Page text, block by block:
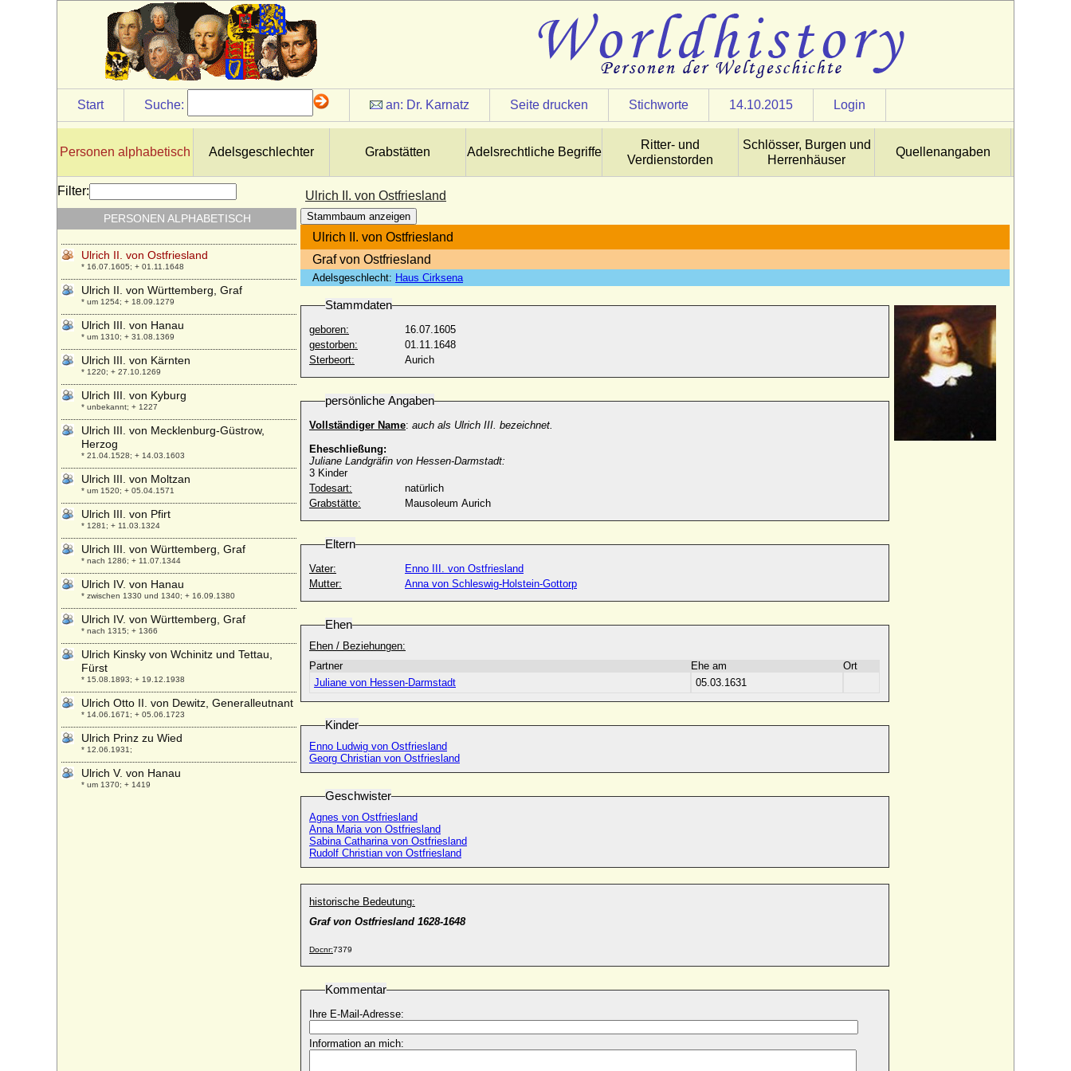
Start Suche: an: Dr. Karnatz Seite drucken Stichworte 14.10.2015 Login
Personen alphabetisch Adelsgeschlechter Grabstätten Adelsrechtliche Begriffe
Ritter- und
Verdienstorden
Schlösser, Burgen und
Herrenhäuser
Quellenangaben
Ulrich II. von Ostfriesland
Stammbaum anzeigen
Ulrich II. von Ostfriesland
Graf von Ostfriesland
Adelsgeschlecht: Haus Cirksena
Stammdaten
geboren:
16.07.1605
gestorben:
01.11.1648
Sterbeort:
Aurich
persönliche Angaben
Vollständiger Name: auch als Ulrich III. bezeichnet.
Eheschließung:
Juliane Landgräfin von Hessen-Darmstadt:
3 Kinder
Todesart:
natürlich
Grabstätte:
Mausoleum Aurich
Eltern
Vater:
Enno III. von Ostfriesland
Mutter:
Anna von Schleswig-Holstein-Gottorp
Ehen
Ehen / Beziehungen:
Partner
Ehe am
Ort
Juliane von Hessen-Darmstadt
05.03.1631
Kinder
Enno Ludwig von Ostfriesland
Georg Christian von Ostfriesland
Geschwister
Agnes von Ostfriesland
Anna Maria von Ostfriesland
Sabina Catharina von Ostfriesland
Rudolf Christian von Ostfriesland
historische Bedeutung:
Graf von Ostfriesland 1628-1648
Docnr:7379
Kommentar
Ihre E-Mail-Adresse:
Information an mich:
Filter:
PERSONEN ALPHABETISCH
Ulrich I. von Teck
* 1375; + 07.08.1432
Ulrich I. der Stifter von Württemberg, Graf
* 1222; + 25.02.1265
Ulrich I. von Ostfriesland
* um 1408; + 26.09.1466
Ulrich I. von Württemberg, Herzog
* 08.02.1487; + 06.11.1550
Ulrich II. von Hanau
* zwischen 1279 und 1288; + 23.09.1346
Ulrich II. von Moltzan
* ?; + 07.08.1459
Ulrich II. von Ostfriesland
* 16.07.1605; + 01.11.1648
Ulrich II. von Württemberg, Graf
* um 1254; + 18.09.1279
Ulrich III. von Hanau
* um 1310; + 31.08.1369
Ulrich III. von Kärnten
* 1220; + 27.10.1269
Ulrich III. von Kyburg
* unbekannt; + 1227
Ulrich III. von Mecklenburg-Güstrow,
Herzog
* 21.04.1528; + 14.03.1603
Ulrich III. von Moltzan
* um 1520; + 05.04.1571
Ulrich III. von Pfirt
* 1281; + 11.03.1324
Ulrich III. von Württemberg, Graf
* nach 1286; + 11.07.1344
Ulrich IV. von Hanau
* zwischen 1330 und 1340; + 16.09.1380
Ulrich IV. von Württemberg, Graf
* nach 1315; + 1366
Ulrich Kinsky von Wchinitz und Tettau,
Fürst
* 15.08.1893; + 19.12.1938
Ulrich Otto II. von Dewitz, Generalleutnant
* 14.06.1671; + 05.06.1723
Ulrich Prinz zu Wied
* 12.06.1931;
Ulrich V. von Hanau
* um 1370; + 1419